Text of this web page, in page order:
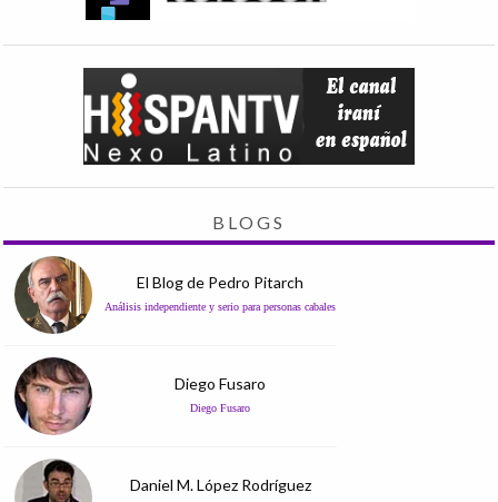
BLOGS
El Blog de Pedro Pitarch
Análisis independiente y serio para personas cabales
Diego Fusaro
Diego Fusaro
Daniel M. López Rodríguez